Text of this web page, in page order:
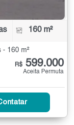
160 m²
- 160 m²
R$ 599.000
Aceita Permuta